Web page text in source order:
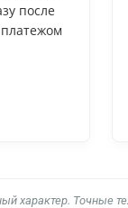
после
характер. Точные